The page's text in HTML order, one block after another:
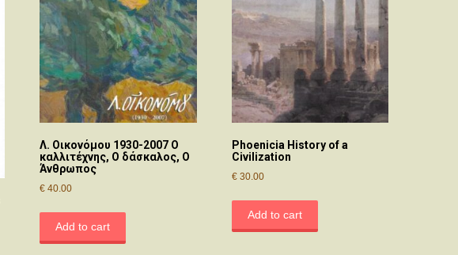
Λ. Οικονόμου 1930-2007 Ο
καλλιτέχνης, Ο δάσκαλος, Ο
Άνθρωπος
€ 40.00
Add to cart
Phoenicia History of a
Civilization
€ 30.00
Add to cart